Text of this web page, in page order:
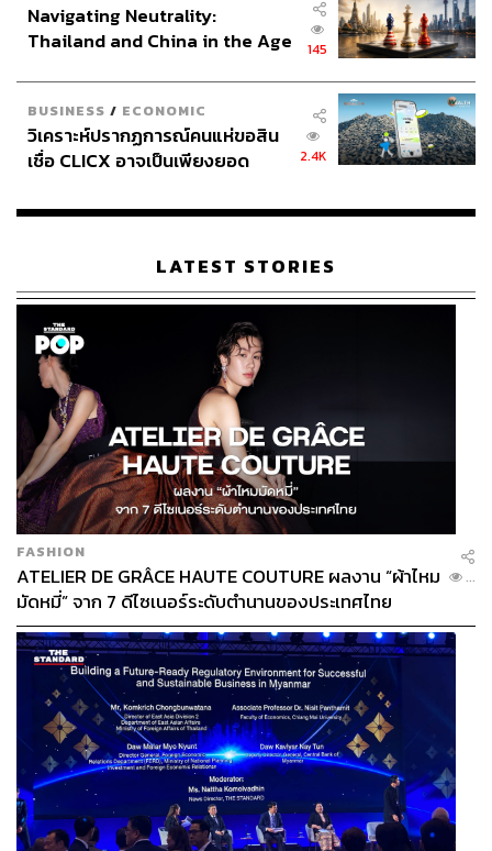
Navigating Neutrality:
Thailand and China in the Age
145
BUSINESS / ECONOMIC
วิเคราะห์ปรากฏการณ์คนแห่ขอสิน
เชื่อ CLICX อาจเป็นเพียงยอด
เรือนไทยที่ถูกซุกไว้
2.4K
LATEST STORIES
FASHION
ATELIER DE GRÂCE HAUTE COUTURE ผลงาน “ผ้าไหม
มัดหมี่” จาก 7 ดีไซเนอร์ระดับตำนานของประเทศไทย
...